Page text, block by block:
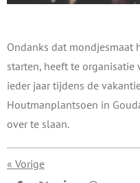
Ondanks dat
starten, heeft te
ieder jaar tijdens de
Houtmanplantsoen in
over te slaan.
« Vorige